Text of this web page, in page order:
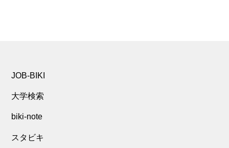
JOB-BIKI
大学検索
biki-note
スタビキ